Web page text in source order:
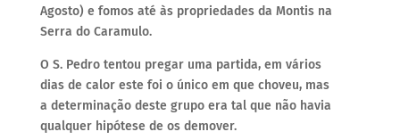
Agosto) e fomos até às propriedades da Montis na
Serra do Caramulo.
O S. Pedro tentou pregar uma partida, em vários
dias de calor este foi o único em que choveu, mas
a determinação deste grupo era tal que não havia
qualquer hipótese de os demover.